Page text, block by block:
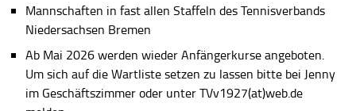
Mannschaften in fast allen Staffeln des Tennisverbands
Niedersachsen Bremen
Ab Mai 2026 werden wieder Anfängerkurse angeboten.
Um sich auf die Wartliste setzen zu lassen bitte bei Jenny
im Geschäftszimmer oder unter TVv1927(at)web.de